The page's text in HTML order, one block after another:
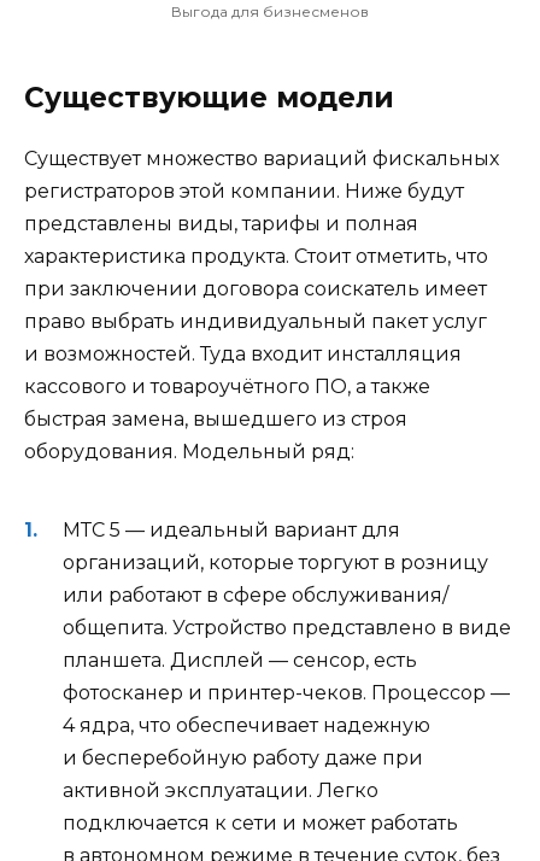
Выгода для бизнесменов
Существующие модели
Существует множество вариаций фискальных
регистраторов этой компании. Ниже будут
представлены виды, тарифы и полная
характеристика продукта. Стоит отметить, что
при заключении договора соискатель имеет
право выбрать индивидуальный пакет услуг
и возможностей. Туда входит инсталляция
кассового и товароучётного ПО, а также
быстрая замена, вышедшего из строя
оборудования. Модельный ряд:
МТС 5 — идеальный вариант для
организаций, которые торгуют в розницу
или работают в сфере обслуживания/
общепита. Устройство представлено в виде
планшета. Дисплей — сенсор, есть
фотосканер и принтер-чеков. Процессор —
4 ядра, что обеспечивает надежную
и бесперебойную работу даже при
активной эксплуатации. Легко
подключается к сети и может работать
в автономном режиме в течение суток, без